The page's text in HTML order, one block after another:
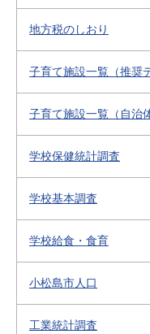
地方税のしおり
子育て施設一覧（推奨
子育て施設一覧（自治
学校保健統計調査
学校基本調査
学校給食・食育
小松島市人口
工業統計調査